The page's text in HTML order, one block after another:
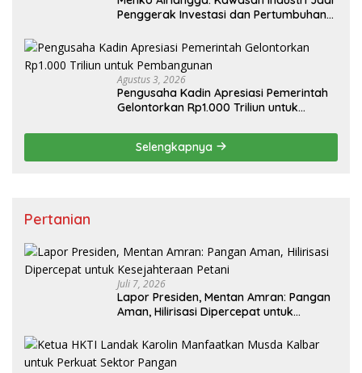
Penggerak Investasi dan Pertumbuhan
Agustus 3, 2026
Pengusaha Kadin Apresiasi Pemerintah
Gelontorkan Rp1.000 Triliun untuk
Selengkapnya
Pertanian
Juli 7, 2026
Lapor Presiden, Mentan Amran: Pangan
Aman, Hilirisasi Dipercepat untuk